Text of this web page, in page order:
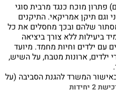
פתרון מוכח כנגד מרבית סוגי
וגם תיקן אמריקאי. התיקנים
שלהם ובכך מחסלים את כל
ביעילות ללא צורך ביציאה
עם ילדים וחיות מחמד. מיועד
ילדים, ארונות מטבח, על השיש,
המשרד להגנת הסביבה (על